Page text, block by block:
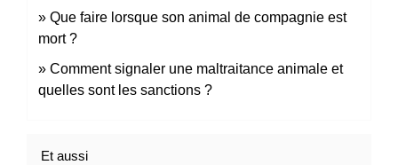
Que faire lorsque son animal de compagnie est
mort ?
Comment signaler une maltraitance animale et
quelles sont les sanctions ?
Et aussi